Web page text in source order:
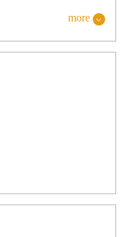
）生於1867
徙，坐著篷車，往中
康辛州搬遷到堪薩斯
達克塔區（Dakota
荒耕種、自給自
狩獵捕魚的收穫，以
歉收，全家人的溫飽
這一切，也逐漸學會
more